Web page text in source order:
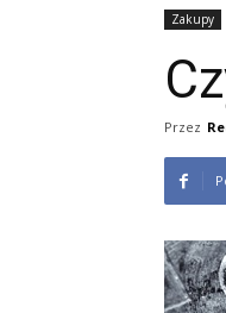
Zakupy
Przez